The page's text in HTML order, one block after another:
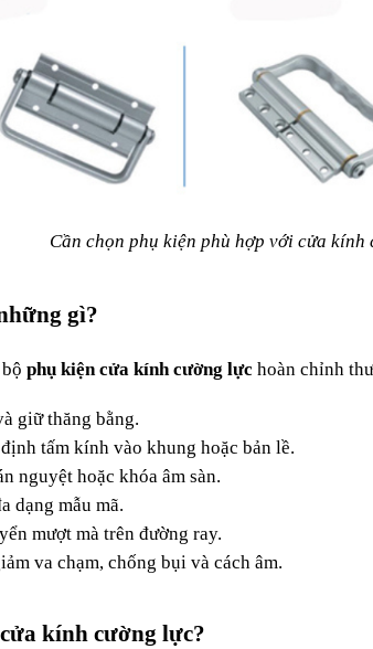
Cần chọn phụ kiện phù hợp với cửa
gì?
phụ kiện cửa kính cường lực hoàn chỉnh
giữ thăng bằng.
tấm kính vào khung hoặc bản lề.
nguyệt hoặc khóa âm sàn.
dạng mẫu mã.
mượt mà trên đường ray.
va chạm, chống bụi và cách âm.
kính cường lực?